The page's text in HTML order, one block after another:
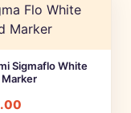
Sigmaflo White
Marker